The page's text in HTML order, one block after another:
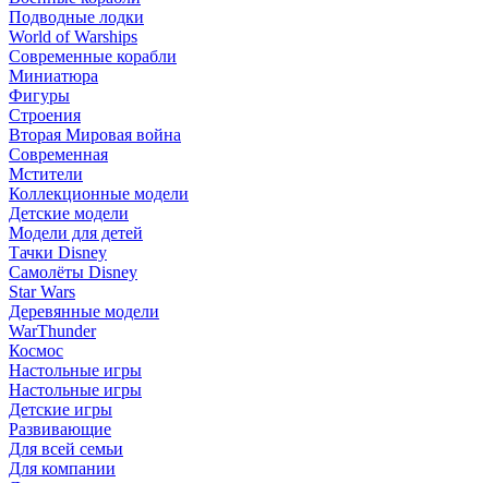
Подводные лодки
World of Warships
Современные корабли
Миниатюра
Фигуры
Строения
Вторая Мировая война
Современная
Мстители
Коллекционные модели
Детские модели
Модели для детей
Тачки Disney
Самолёты Disney
Star Wars
Деревянные модели
WarThunder
Космос
Настольные игры
Настольные игры
Детские игры
Развивающие
Для всей семьи
Для компании